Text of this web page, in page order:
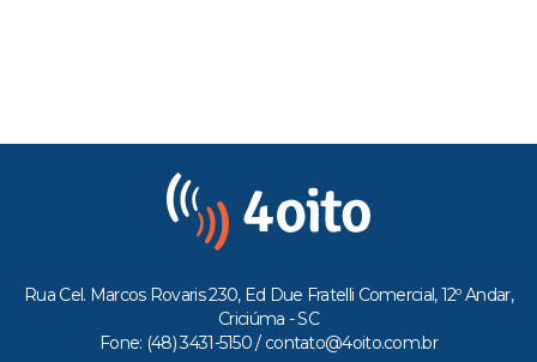
Rua Cel. Marcos Rovaris 230, Ed Due Fratelli Comercial, 12º Andar,
Criciúma - SC
Fone: (48) 3431-5150 / contato@4oito.com.br